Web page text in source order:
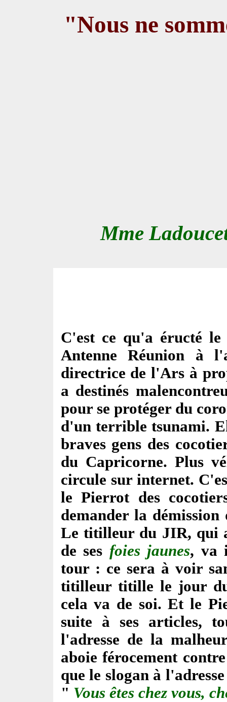
"Nous ne
Mme
C'est ce qu'a éructé
Antenne Réunion à
directrice de l'Ars à
a destinés
pour se protéger du
d'un terrible tsunami.
braves gens des
du Capricorne. Plus
circule sur internet.
le Pierrot des
demander la
Le titilleur du JIR, qui
de ses foies jaunes, va
tour : ce sera à voir
titilleur titille le jour
cela va de soi. Et le
suite à ses articles,
l'adresse de la
aboie férocement
que le slogan à
" Vous êtes chez vous,